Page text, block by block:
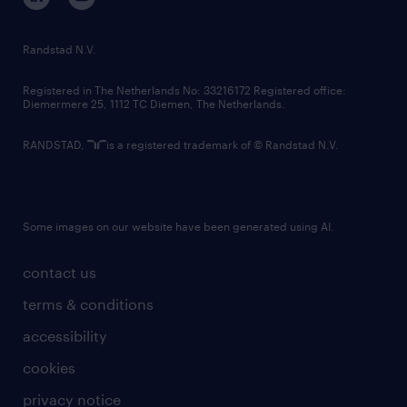
randstad innovation fund
country websites
contact us
terms & conditions
accessibility
cookies
privacy notice
Randstad N.V.
Registered in The Netherlands No: 33216172 Registered office:
Diemermere 25, 1112 TC Diemen, The Netherlands.
RANDSTAD, is a registered trademark of © Randstad N.V.
Some images on our website have been generated using AI.